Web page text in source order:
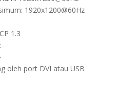
1920x1200@60Hz
1.3
-
oleh port DVI atau USB